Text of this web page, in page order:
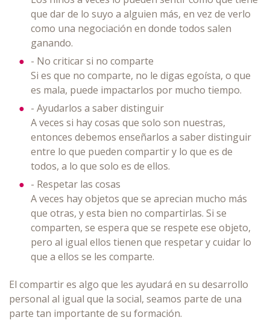
que dar de lo suyo a alguien más, en vez de verlo
como una negociación en donde todos salen
ganando.
- No criticar si no comparte
Si es que no comparte, no le digas egoísta, o que
es mala, puede impactarlos por mucho tiempo.
- Ayudarlos a saber distinguir
A veces si hay cosas que solo son nuestras,
entonces debemos enseñarlos a saber distinguir
entre lo que pueden compartir y lo que es de
todos, a lo que solo es de ellos.
- Respetar las cosas
A veces hay objetos que se aprecian mucho más
que otras, y esta bien no compartirlas. Si se
comparten, se espera que se respete ese objeto,
pero al igual ellos tienen que respetar y cuidar lo
que a ellos se les comparte.
El compartir es algo que les ayudará en su desarrollo
personal al igual que la social, seamos parte de una
parte tan importante de su formación.